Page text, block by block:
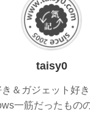
taisy0
＆ガジェット好
一筋だったもの